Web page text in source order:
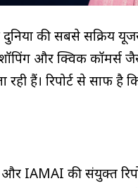
की सबसे सक्रिय
और क्विक कॉमर्स
रही हैं। रिपोर्ट से साफ
IAMAI की संयुक्त